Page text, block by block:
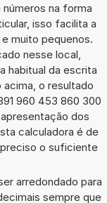
na forma
isso facilita a
muito pequenos.
nesse local,
habitual da escrita
o resultado
960 453 860 300
dos
calculadora é de
o suficiente
arredondado para
sempre que